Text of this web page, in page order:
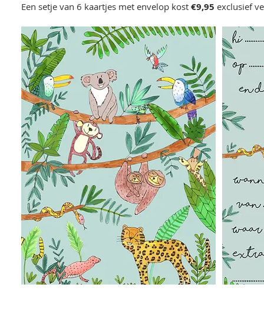
Een setje van 6 kaartjes met envelop kost €9,95 exclusief